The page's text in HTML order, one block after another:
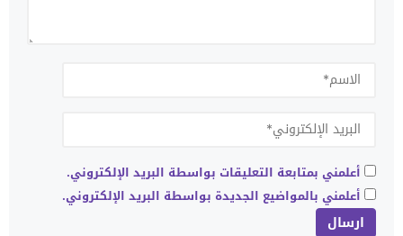
أعلمني بمتابعة التعليقات بواسطة البريد الإلكتروني.
أعلمني بالمواضيع الجديدة بواسطة البريد الإلكتروني.